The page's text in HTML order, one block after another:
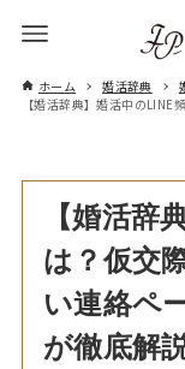
ホーム 婚活辞典
【婚活辞
は？仮交
い連絡ペ
が徹底解